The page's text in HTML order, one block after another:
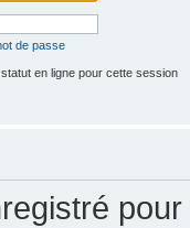
de passe
en ligne pour cette session